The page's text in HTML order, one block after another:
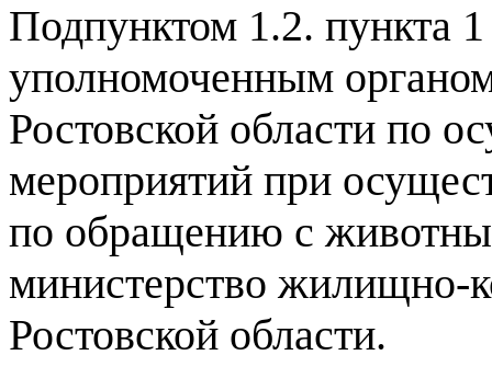
Подпунктом 1.2. пункта 1
уполномоченным
Ростовской области по
мероприятий при
по обращению с
министерство жилищно-
Ростовской области.